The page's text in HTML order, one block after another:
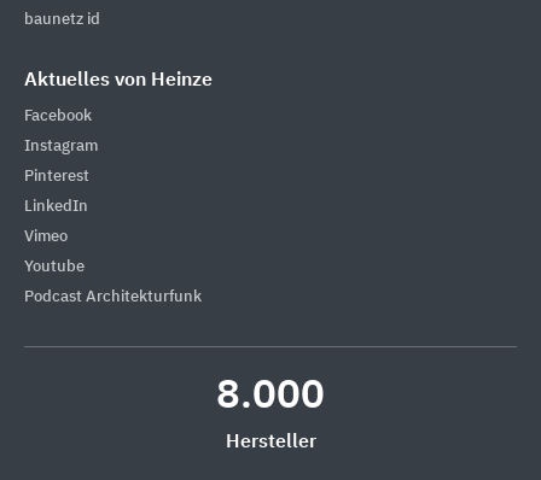
baunetz id
Aktuelles von Heinze
Facebook
Instagram
Pinterest
LinkedIn
Vimeo
Youtube
Podcast Architekturfunk
8.000
Hersteller